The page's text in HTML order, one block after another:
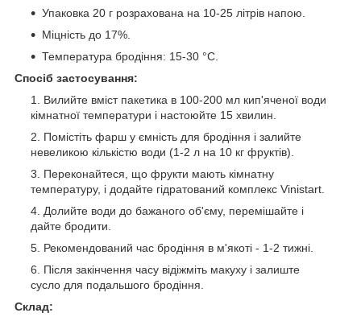
Упаковка 20 г розрахована на 10-25 літрів напою.
Міцність до 17%.
Температура бродіння: 15-30 °C.
Спосіб застосування:
Вилийте вміст пакетика в 100-200 мл кип'яченої води
кімнатної температури і настоюйте 15 хвилин.
Помістіть фарш у ємність для бродіння і залийте
невеликою кількістю води (1-2 л на 10 кг фруктів).
Переконайтеся, що фрукти мають кімнатну
температуру, і додайте гідратований комплекс Vinistart.
Долийте води до бажаного об'єму, перемішайте і
дайте бродити.
Рекомендований час бродіння в м'якоті - 1-2 тижні.
Після закінчення часу відіжміть макуху і залиште
сусло для подальшого бродіння.
Склад: